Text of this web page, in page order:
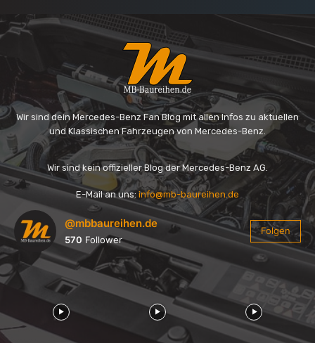
Wir sind dein Mercedes-Benz Fan Blog mit allen Infos zu aktuellen
und Klassischen Fahrzeugen von Mercedes-Benz.
Wir sind kein offizieller Blog der Mercedes-Benz AG.
E-Mail an uns: info@mb-baureihen.de
@mbbaureihen.de
570 Follower
Folgen